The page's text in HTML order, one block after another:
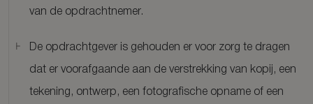
van de opdrachtnemer.
De opdrachtgever is gehouden er voor zorg te dragen
dat er voorafgaande aan de verstrekking van kopij, een
tekening, ontwerp, een fotografische opname of een